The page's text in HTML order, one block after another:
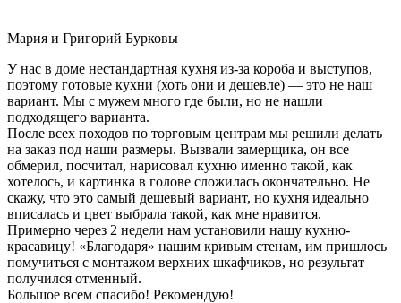
Мария и Григорий Бурковы
У нас в доме нестандартная кухня из-за короба и выступов,
поэтому готовые кухни (хоть они и дешевле) — это не наш
вариант. Мы с мужем много где были, но не нашли
подходящего варианта.
После всех походов по торговым центрам мы решили делать
на заказ под наши размеры. Вызвали замерщика, он все
обмерил, посчитал, нарисовал кухню именно такой, как
хотелось, и картинка в голове сложилась окончательно. Не
скажу, что это самый дешевый вариант, но кухня идеально
вписалась и цвет выбрала такой, как мне нравится.
Примерно через 2 недели нам установили нашу кухню-
красавицу! «Благодаря» нашим кривым стенам, им пришлось
помучиться с монтажом верхних шкафчиков, но результат
получился отменный.
Большое всем спасибо! Рекомендую!